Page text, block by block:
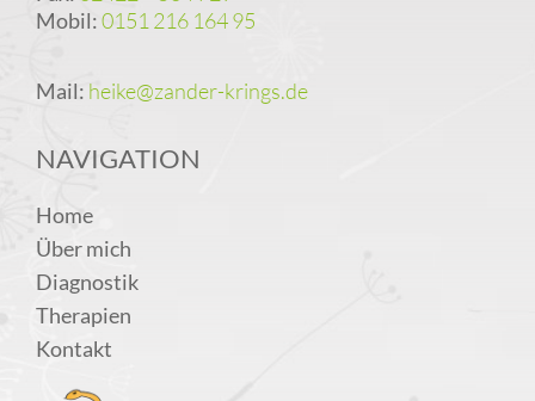
Mobil:0151 216 164 95
Mail: heike@zander-krings.de
NAVIGATION
Home
Über mich
Diagnostik
Therapien
Kontakt